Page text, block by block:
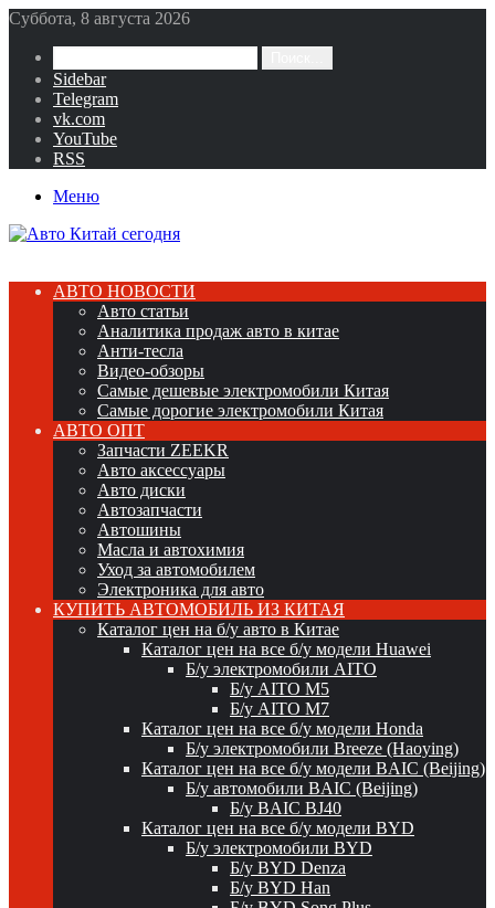
Суббота, 8 августа 2026
Sidebar
Telegram
vk.com
YouTube
RSS
Меню
АВТО НОВОСТИ
Авто статьи
Аналитика продаж авто в китае
Анти-тесла
Видео-обзоры
Самые дешевые электромобили Китая
Самые дорогие электромобили Китая
АВТО ОПТ
Запчасти ZEEKR
Авто аксессуары
Авто диски
Автозапчасти
Автошины
Масла и автохимия
Уход за автомобилем
Электроника для авто
КУПИТЬ АВТОМОБИЛЬ ИЗ КИТАЯ
Каталог цен на б/у авто в Китае
Каталог цен на все б/у модели Huawei
Б/у электромобили AITO
Б/у AITO M5
Б/у AITO M7
Каталог цен на все б/у модели Honda
Б/у электромобили Breeze (Haoying)
Каталог цен на все б/у модели BAIC (Beijing)
Б/у автомобили BAIC (Beijing)
Б/у BAIC BJ40
Каталог цен на все б/у модели BYD
Б/у электромобили BYD
Б/у BYD Denza
Б/у BYD Han